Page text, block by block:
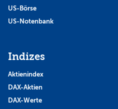
US-Börse
US-Notenbank
Indizes
Aktienindex
DAX-Aktien
DAX-Werte